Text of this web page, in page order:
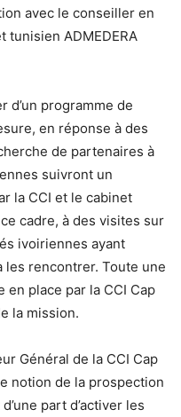
avec le conseiller en
tunisien ADMEDERA
d’un programme de
en réponse à des
de partenaires à
suivront un
la CCI et le cabinet
cadre, à des visites sur
ivoiriennes ayant
rencontrer. Toute une
place par la CCI Cap
la mission.
Général de la CCI Cap
notion de la prospection
part d’activer les